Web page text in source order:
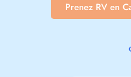
Prenez RV en